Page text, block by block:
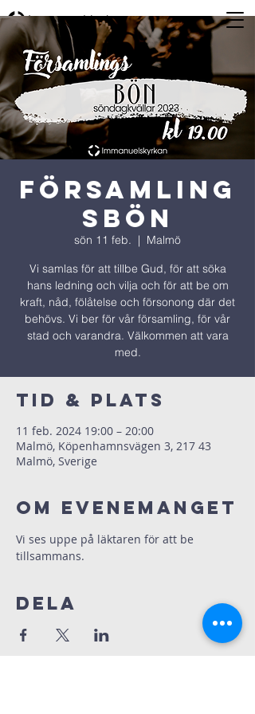
Församling
sbön
sön 11 feb.
  |
Malmö
Vi samlas för att tillbe Gud, för att söka
hans ledning och vilja och för att be om
kraft, nåd, fölåtelse och försonong där det
behövs. Vi ber för vår församling, för vår
stad och varandra. Välkommen att vara
med.
Tid & Plats
11 feb. 2024 19:00 – 20:00
Malmö, Köpenhamnsvägen 3, 217 43
Malmö, Sverige
Om evenemanget
Vi ses uppe på läktaren för att be
tillsammans.
Dela